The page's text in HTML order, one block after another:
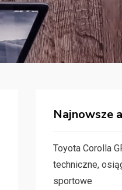
Najnowsze
Toyota Corolla
techniczne,
sportowe